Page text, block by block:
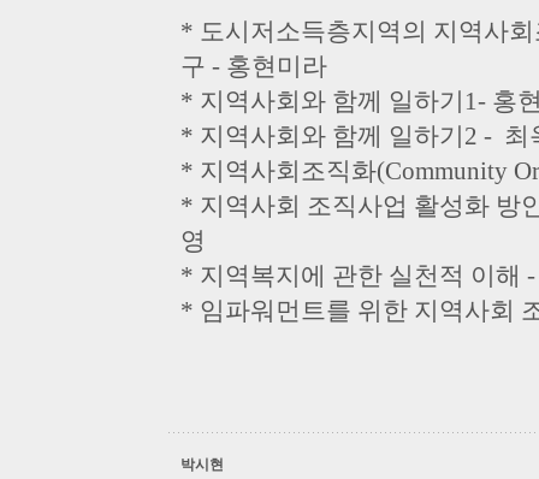
* 도시저소득층지역의 지역사
구 - 홍현미라
* 지역사회와 함께 일하기1- 홍
* 지역사회와 함께 일하기2 - 최
* 지역사회조직화(Community
* 지역사회 조직사업 활성화 방
영
* 지역복지에 관한 실천적 이해
* 임파워먼트를 위한 지역사회
박시현